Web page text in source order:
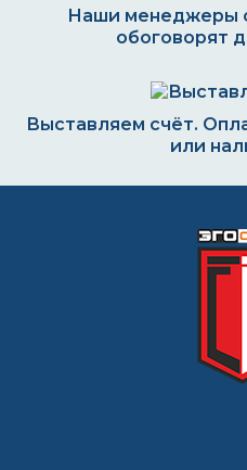
Наши менеджеры
обоговорят
Выставляем счёт.
или
Формируем заказ и